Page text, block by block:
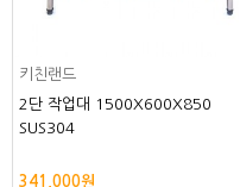
키친랜드
2단 작업대 1500X600X850
SUS304
341,000원